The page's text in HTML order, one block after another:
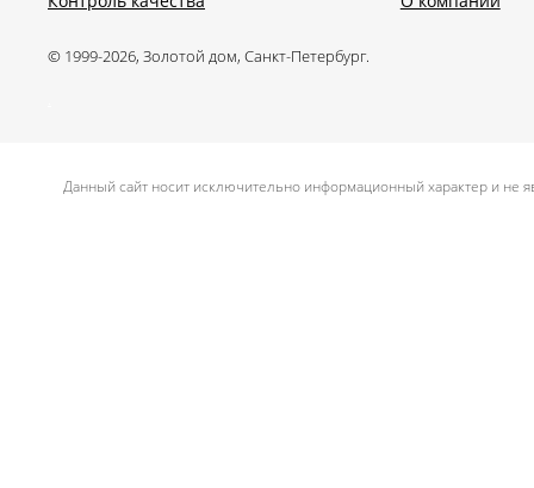
© 1999-2026, Золотой дом, Санкт-Петербург.
Данный сайт носит исключительно информационный характер и не